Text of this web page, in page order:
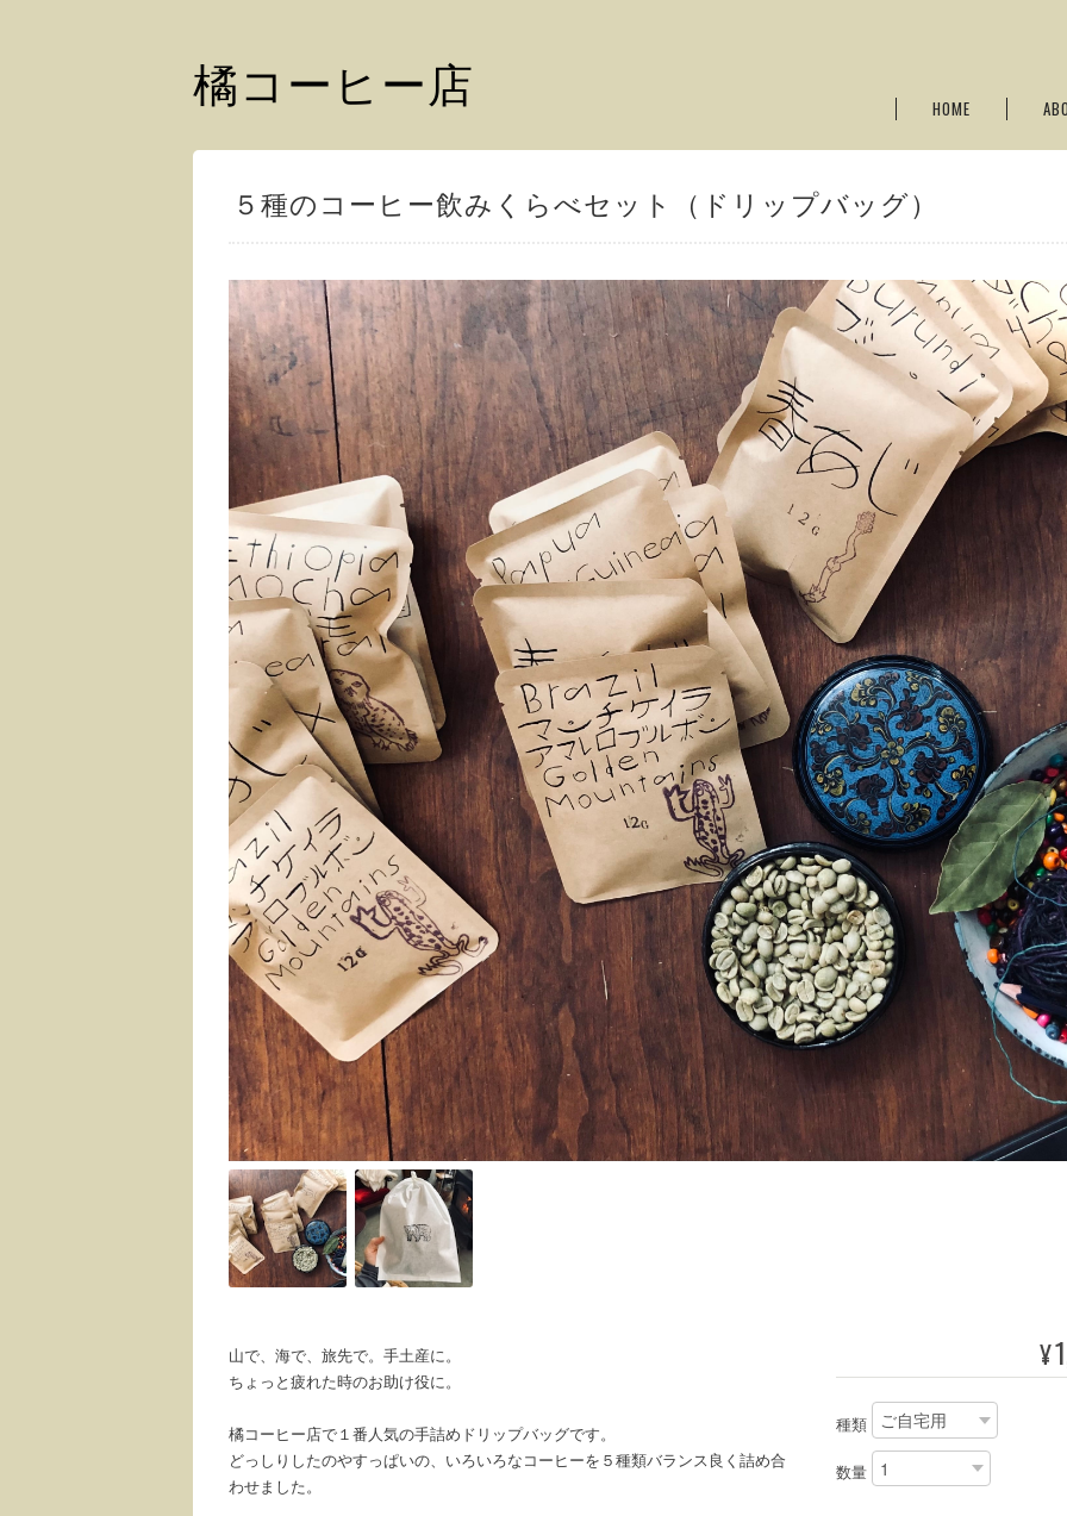
橘コーヒー店 HOME
５種のコーヒー飲みくらべセット（ドリップバッグ）
山で、海で、旅先で。手土産に。
ちょっと疲れた時のお助け役に。
橘コーヒー店で１番人気の手詰めドリップバッグです。
どっしりしたのやすっぱいの、いろいろなコーヒーを５種類バランス良く詰め合
わせました。
¥
種類
数量